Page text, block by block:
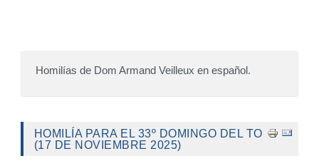
Homilías de Dom Armand Veilleux en español.
HOMILÍA PARA EL 33º DOMINGO DEL TO
(17 DE NOVIEMBRE 2025)